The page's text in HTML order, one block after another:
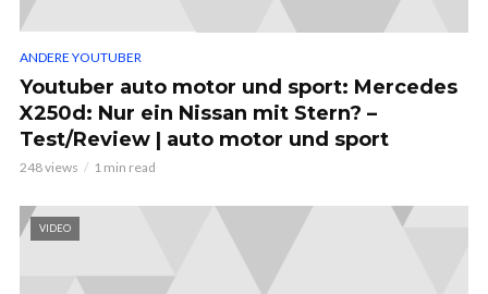
ANDERE YOUTUBER
Youtuber auto motor und sport: Mercedes
X250d: Nur ein Nissan mit Stern? –
Test/Review | auto motor und sport
248 views 1 min read
VIDEO